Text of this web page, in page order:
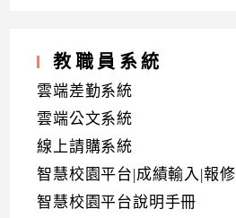
教職員系統
雲端差勤系統
雲端公文系統
線上請購系統
智慧校園平台|成績輸入|報修
智慧校園平台說明手冊